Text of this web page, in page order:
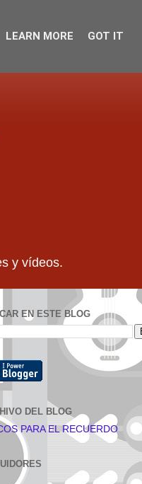
y vídeos.
EN ESTE BLOG
DEL BLOG
PARA EL RECUERDO
LEARN MORE GOT IT